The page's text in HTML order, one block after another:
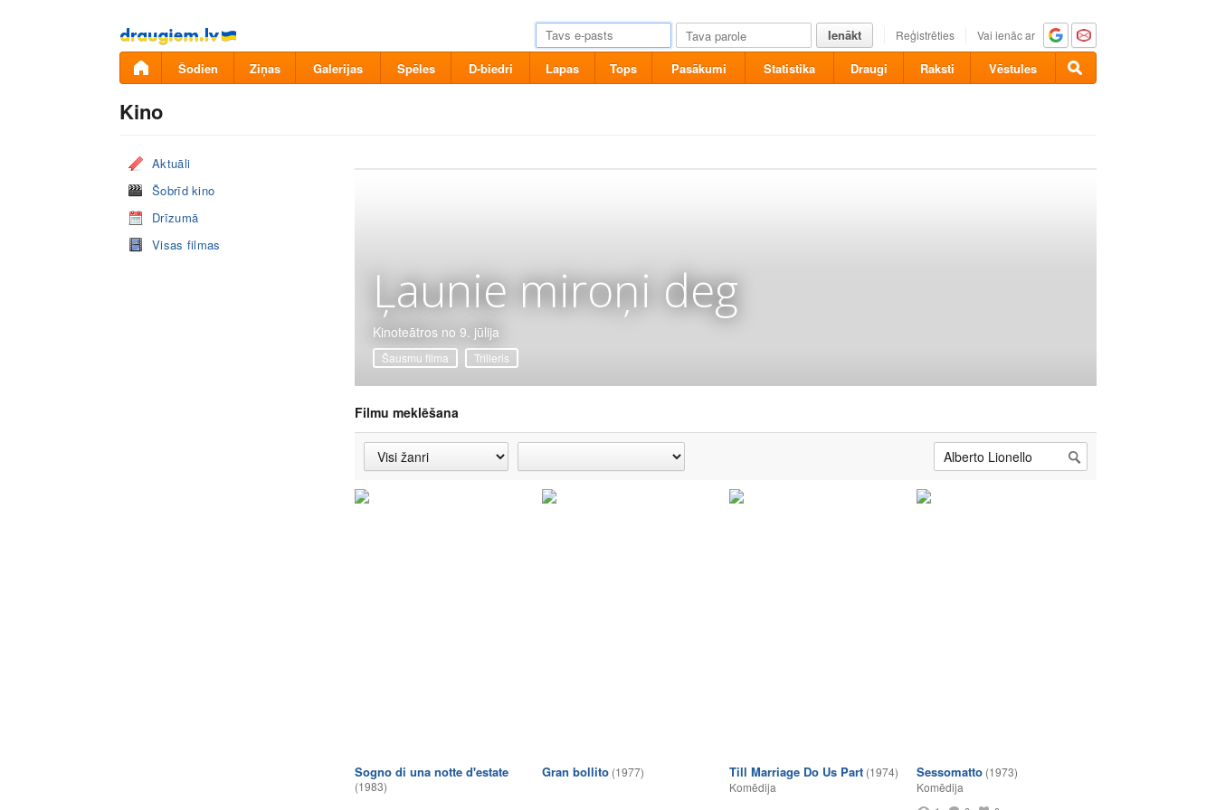
Pāriet
uz
saturu
Ienākt Reģistrēties Vai ienāc ar
Šodien Ziņas Galerijas Spēles D-biedri Lapas Tops Pasākumi Statistika Draugi Raksti Vēstules
Kino
Aktuāli
Šobrīd kino
Drīzumā
Visas filmas
Ļaunie miroņi deg
Kinoteātros no 9. jūlija
Šausmu filma Trilleris
Filmu meklēšana
Sogno di una notte d'estate
(1983)
Gran bollito (1977) Till Marriage Do Us Part (1974)
Komēdija
Sessomatto (1973)
Komēdija